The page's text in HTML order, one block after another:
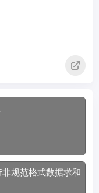
规范格式数据求和